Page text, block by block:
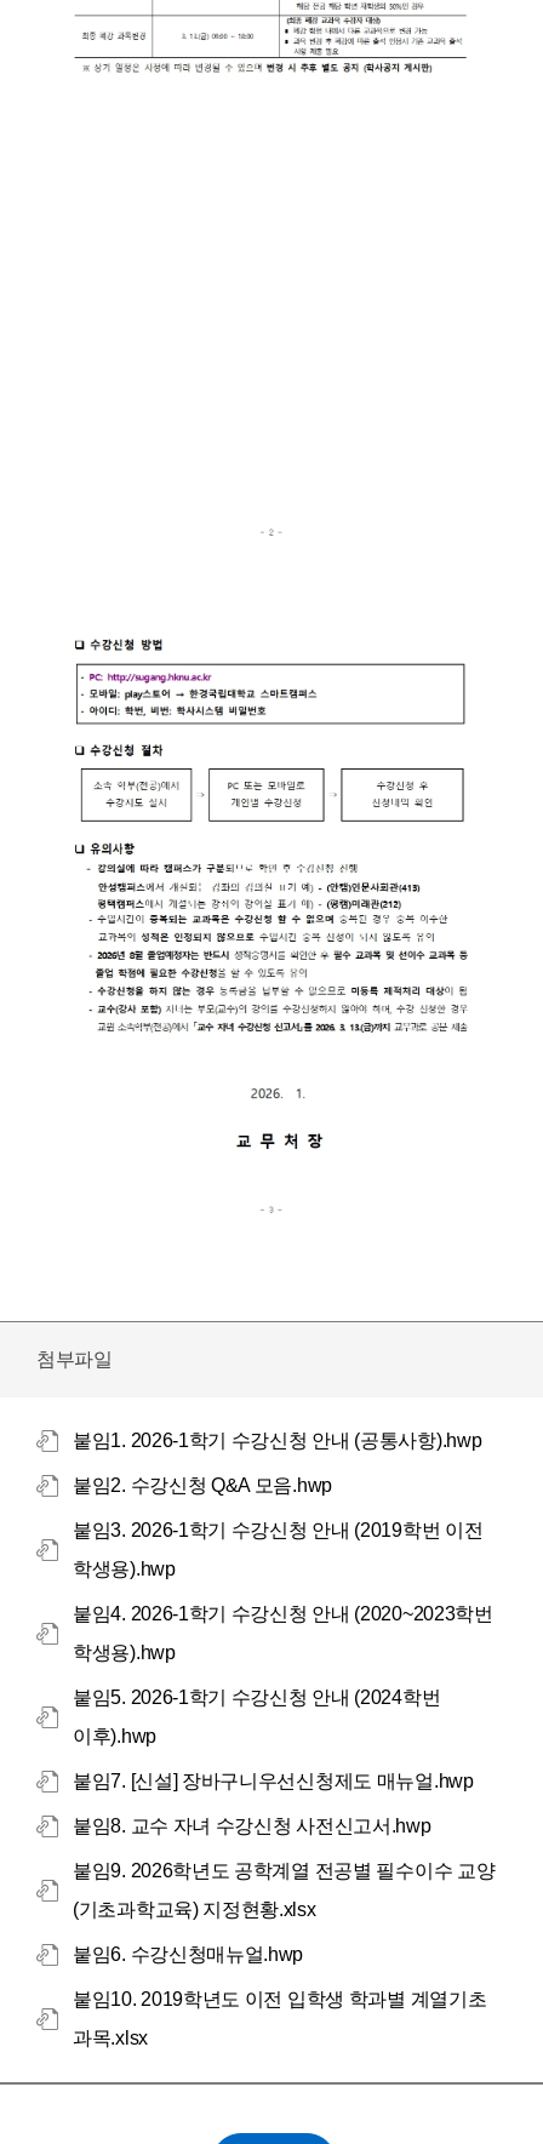
첨부파일
붙임1. 2026-1학기 수강신청 안내 (공통사항).hwp
붙임2. 수강신청 Q&A 모음.hwp
붙임3. 2026-1학기 수강신청 안내 (2019학번 이전
학생용).hwp
붙임4. 2026-1학기 수강신청 안내 (2020~2023학번
학생용).hwp
붙임5. 2026-1학기 수강신청 안내 (2024학번
이후).hwp
붙임7. [신설] 장바구니우선신청제도 매뉴얼.hwp
붙임8. 교수 자녀 수강신청 사전신고서.hwp
붙임9. 2026학년도 공학계열 전공별 필수이수 교양
(기초과학교육) 지정현황.xlsx
붙임6. 수강신청매뉴얼.hwp
붙임10. 2019학년도 이전 입학생 학과별 계열기초
과목.xlsx